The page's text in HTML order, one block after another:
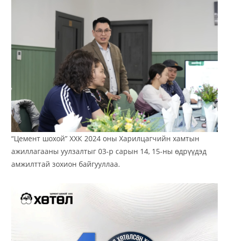
“Цемент шохой” ХХК 2024 оны Харилцагчийн хамтын
ажиллагааны уулзалтыг 03-р сарын 14, 15-ны өдрүүдэд
амжилттай зохион байгууллаа.